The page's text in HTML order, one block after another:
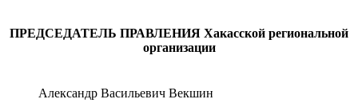
ПРЕДСЕДАТЕЛЬ ПРАВЛЕНИЯ Хакасской региональной
организации
Александр Васильевич Векшин